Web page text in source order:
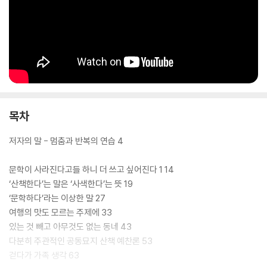
목차
저자의 말 - 멈춤과 반복의 연습 4
문학이 사라진다고들 하니 더 쓰고 싶어진다 1 14
‘산책한다’는 말은 ‘사색한다’는 뜻 19
‘문학하다’라는 이상한 말 27
여행의 맛도 모르는 주제에 33
있는 것 빼고 아무것도 없는 동네 43
다분히 주관적인 공동묘지 산책 예찬론 53
걷다가 가족 생각 63